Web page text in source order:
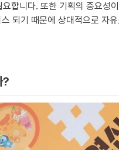
합니다. 또한 기획의 중요성
되기 때문에 상대적으로 자
?